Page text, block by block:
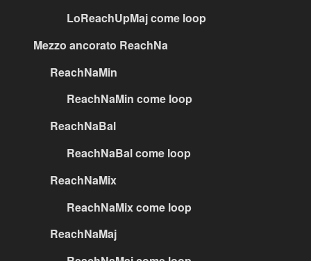
LoReachUpMaj come loop
Mezzo ancorato ReachNa
ReachNaMin
ReachNaMin come loop
ReachNaBal
ReachNaBal come loop
ReachNaMix
ReachNaMix come loop
ReachNaMaj